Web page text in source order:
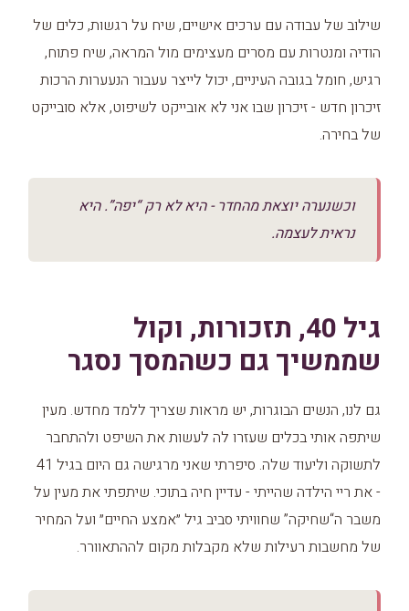
שילוב של עבודה עם ערכים אישיים, שיח על רגשות, כלים של
הודיה ומנטרות עם מסרים מעצימים מול המראה, שיח פתוח,
רגיש, חומל בגובה העיניים, יכול לייצר עעבור הנעערות הרכות
זיכרון חדש - זיכרון שבו אני לא אובייקט לשיפוט, אלא סובייקט
של בחירה.
וכשנערה יוצאת מהחדר - היא לא רק “יפה”. היא
נראית לעצמה.
גיל 40, תזכורות, וקול
שממשיך גם כשהמסך נסגר
גם לנו, הנשים הבוגרות, יש מראות שצריך ללמד מחדש. מעין
שיתפה אותי בכלים שעזרו לה לעשות את השיפט ולהתחבר
לתשוקה וליעוד שלה. סיפרתי שאני מרגישה גם היום בגיל 41
- את ריי הילדה שהייתי - עדיין חיה בתוכי. שיתפתי את מעין על
משבר ה“שחיקה” שחוויתי סביב גיל ״אמצע החיים״ ועל המחיר
של מחשבות רעילות שלא מקבלות מקום לההתאוורר.